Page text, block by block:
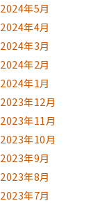
2024年5月
2024年4月
2024年3月
2024年2月
2024年1月
2023年12月
2023年11月
2023年10月
2023年9月
2023年8月
2023年7月